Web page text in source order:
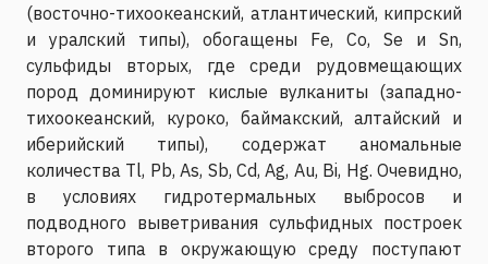
(восточно-тихоокеанский, атлантический, кипрский
и уралский типы), обогащены Fe, Co, Se и Sn,
сульфиды вторых, где среди рудовмещающих
пород доминируют кислые вулканиты (западно-
тихоокеанский, куроко, баймакский, алтайский и
иберийский типы), содержат аномальные
количества Tl, Pb, As, Sb, Cd, Ag, Au, Bi, Hg. Очевидно,
в условиях гидротермальных выбросов и
подводного выветривания сульфидных построек
второго типа в окружающую среду поступают